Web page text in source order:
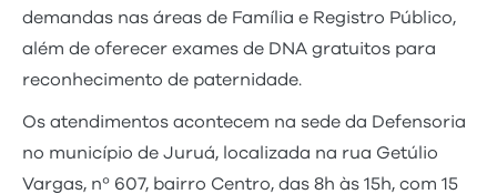
demandas nas áreas de Família e Registro Público,
além de oferecer exames de DNA gratuitos para
reconhecimento de paternidade.
Os atendimentos acontecem na sede da Defensoria
no município de Juruá, localizada na rua Getúlio
Vargas, nº 607, bairro Centro, das 8h às 15h, com 15